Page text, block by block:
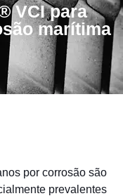
VCI para
marítima
por corrosão são
prevalentes